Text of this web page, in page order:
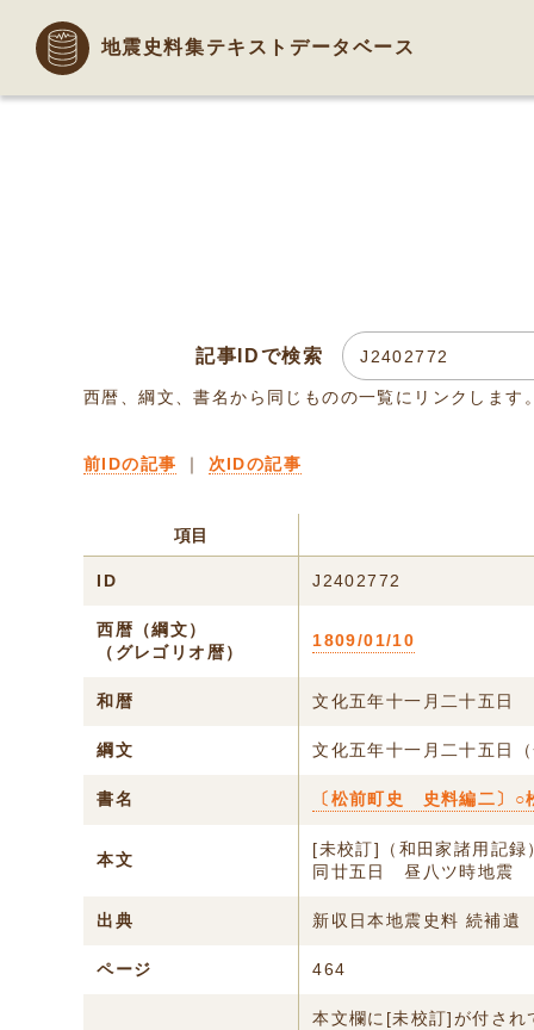
地震史料集テキストデータベース
記事IDで検索
西暦、綱文、書名から同じものの一覧にリンクします
前IDの記事 ｜ 次IDの記事
項目
ID J2402772
西暦（綱文）
（グレゴリオ暦）
1809/01/10
和暦 文化五年十一月二十五日
綱文 文化五年十一月二十五日
書名 〔松前町史 史料編二〕○
本文
[未校訂]（和田家諸用記録
同廿五日 昼八ツ時地震
出典 新収日本地震史料 続補遺
ページ 464
本文欄に[未校訂]が付され